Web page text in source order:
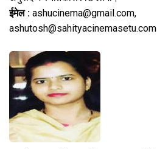
ईमेल : ashucinema@gmail.com,
ashutosh@sahityacinemasetu.com